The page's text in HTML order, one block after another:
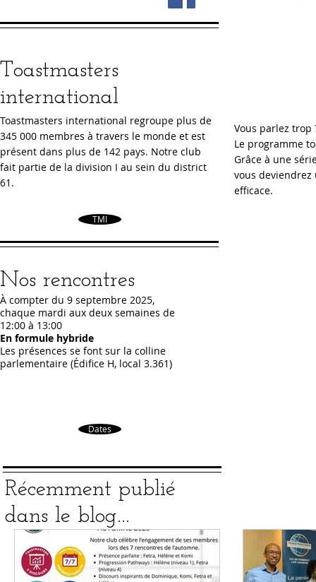
Toastmasters
international
Toastmasters international regroupe plus de
345 000 membres à travers le monde et est
présent dans plus de 142 pays. Notre club
fait partie de la division I au sein du district
61.
Vous parlez trop
Le programme
Grâce à une
vous
efficace.
TMI
Nos rencontres
À compter du 9 septembre 2025,
chaque mardi aux deux semaines de
12:00 à 13:00
En formule hybride
Les présences se font sur la colline
parlementaire (Édifice H, local 3.361)
Dates
Récemment publié
dans le blog...